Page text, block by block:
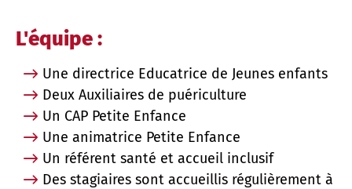
L'équipe :
Une directrice Educatrice de Jeunes enfants
Deux Auxiliaires de puériculture
Un CAP Petite Enfance
Une animatrice Petite Enfance
Un référent santé et accueil inclusif
Des stagiaires sont accueillis régulièrement à